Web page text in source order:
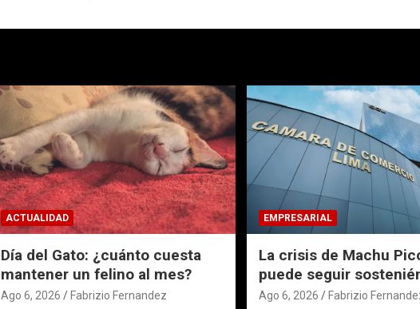
ACTUALIDAD
Día del Gato: ¿cuánto cuesta
mantener un felino al mes?
Ago 6, 2026 Fabrizio Fernandez
EMPRESARIAL
La crisis de Machu
puede seguir
Ago 6, 2026 Fabrizio